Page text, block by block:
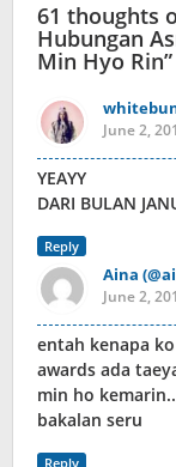
61 thoughts
Hubungan
Min Hyo Rin”
June 2,
YEAYY
DARI BULAN
Reply
Aina
June 2,
entah kenapa
awards ada
min ho
bakalan seru
Reply